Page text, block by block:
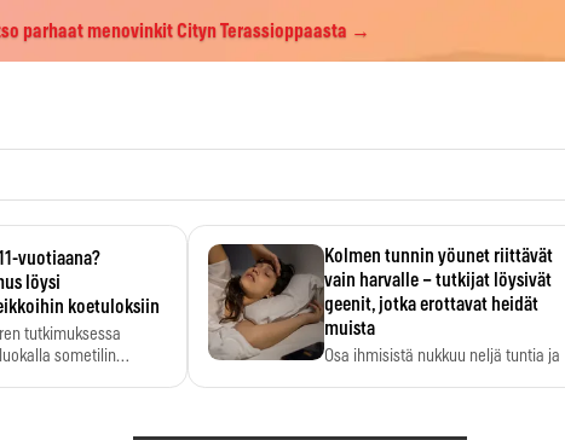
parhaat menovinkit Cityn Terassioppaasta →
vuotiaana?
löysi
koetuloksiin
tutkimuksessa
sometilin…
Kolmen tunnin yöunet riittävät
vain harvalle – tutkijat löysivät
geenit, jotka erottavat heidät
muista
Osa ihmisistä nukkuu neljä tuntia ja